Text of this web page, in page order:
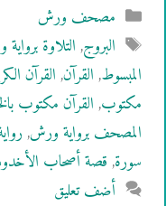
التصنيفات
مصحف ورش
الوسوم
البروج,التلاوة
المبسوط,القرآن,القرآن
مكتوب,القرآن مكتوب
المصحف برواية ورش,
سورة,قصة أصحاب
أضف تعليق